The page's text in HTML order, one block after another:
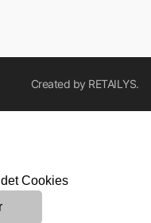
Created by RETAILYS.
Cookies